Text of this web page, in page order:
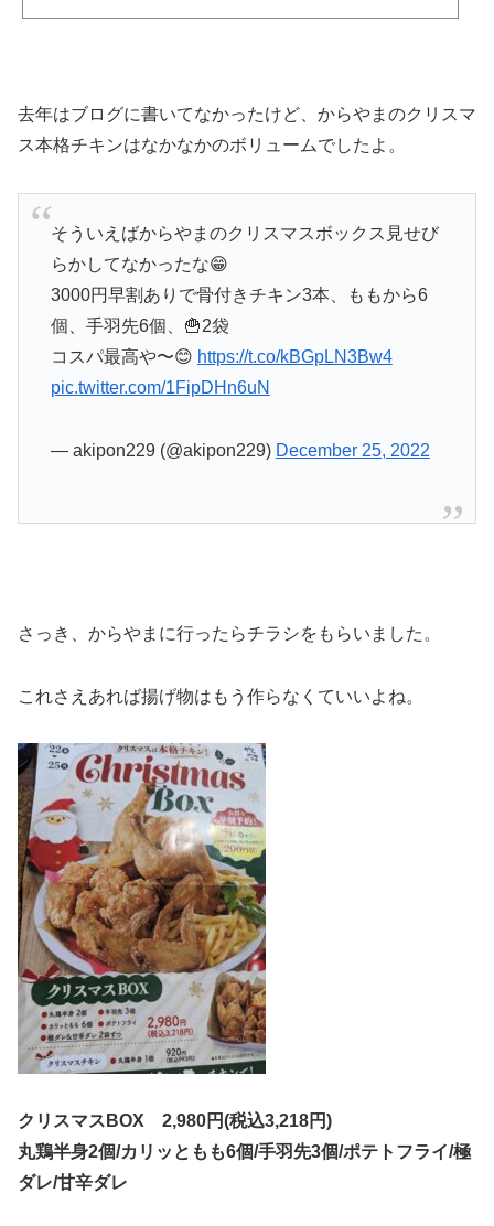
去年はブログに書いてなかったけど、からやまのクリスマ
ス本格チキンはなかなかのボリュームでしたよ。
そういえばからやまのクリスマスボックス見せび
らかしてなかったな😁
3000円早割ありで骨付きチキン3本、ももから6
個、手羽先6個、🍟2袋
コスパ最高や〜😊 https://t.co/kBGpLN3Bw4
pic.twitter.com/1FipDHn6uN
— akipon229 (@akipon229) December 25, 2022
さっき、からやまに行ったらチラシをもらいました。
これさえあれば揚げ物はもう作らなくていいよね。
クリスマスBOX 2,980円(税込3,218円)
丸鶏半身2個/カリッともも6個/手羽先3個/ポテトフライ/極
ダレ/甘辛ダレ